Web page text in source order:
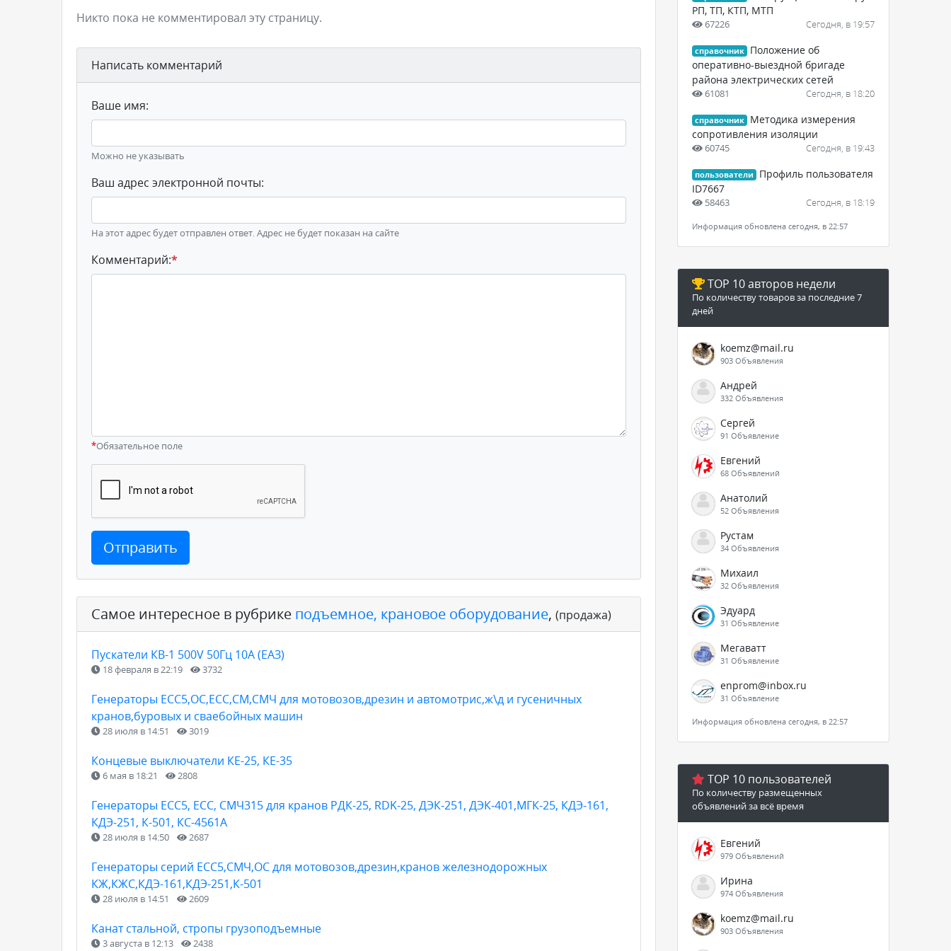
Никто пока не комментировал эту страницу.
Написать комментарий
Ваше имя:
Можно не указывать
Ваш адрес электронной почты:
На этот адрес будет отправлен ответ. Адрес не будет показан на сайте
Комментарий:*
*Обязательное поле
Отправить
Самое интересное в рубрике подъемное, крановое оборудование, (продажа)
Пускатели КВ-1 500V 50Гц 10А (ЕАЗ)
18 февраля в 22:19 3732
Генераторы ЕСС5,ОС,ЕСС,СМ,СМЧ для мотовозов,дрезин и автомотрис,ж\д и гусеничных
кранов,буровых и сваебойных машин
28 июля в 14:51 3019
Концевые выключатели КЕ-25, КЕ-35
6 мая в 18:21 2808
Генераторы ЕСС5, ЕСС, СМЧ315 для кранов РДК-25, RDK-25, ДЭК-251, ДЭК-401,МГК-25, КДЭ-161,
КДЭ-251, К-501, КС-4561А
28 июля в 14:50 2687
Генераторы серий ЕСС5,СМЧ,ОС для мотовозов,дрезин,кранов железнодорожных
КЖ,КЖС,КДЭ-161,КДЭ-251,К-501
28 июля в 14:51 2609
Канат стальной, стропы грузоподъемные
3 августа в 12:13 2438
РП, ТП, КТП, МТП
67226 Сегодня, в 19:57
справочник
Положение об
оперативно-выездной бригаде
района электрических сетей
61081 Сегодня, в 18:20
справочник
Методика измерения
сопротивления изоляции
60745 Сегодня, в 19:43
пользователи
Профиль пользователя
ID7667
58463 Сегодня, в 18:19
Информация обновлена сегодня, в 22:57
TOP 10 авторов недели
По количеству товаров за последние 7
дней
koemz@mail.ru
903 Объявления
Андрей
332 Объявления
Сергей
91 Объявление
Евгений
68 Объявлений
Анатолий
52 Объявления
Рустам
34 Объявления
Михаил
32 Объявления
Эдуард
31 Объявление
Мегаватт
31 Объявление
enprom@inbox.ru
31 Объявление
Информация обновлена сегодня, в 22:57
TOP 10 пользователей
По количеству размещенных
объявлений за всё время
Евгений
979 Объявлений
Ирина
974 Объявления
koemz@mail.ru
903 Объявления